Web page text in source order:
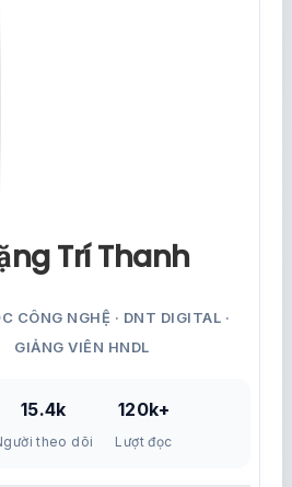
Trí Thanh
CÔNG NGHỆ · DNT DIGITAL ·
GIẢNG VIÊN HNDL
15.4k
theo dõi
120k+
Lượt đọc